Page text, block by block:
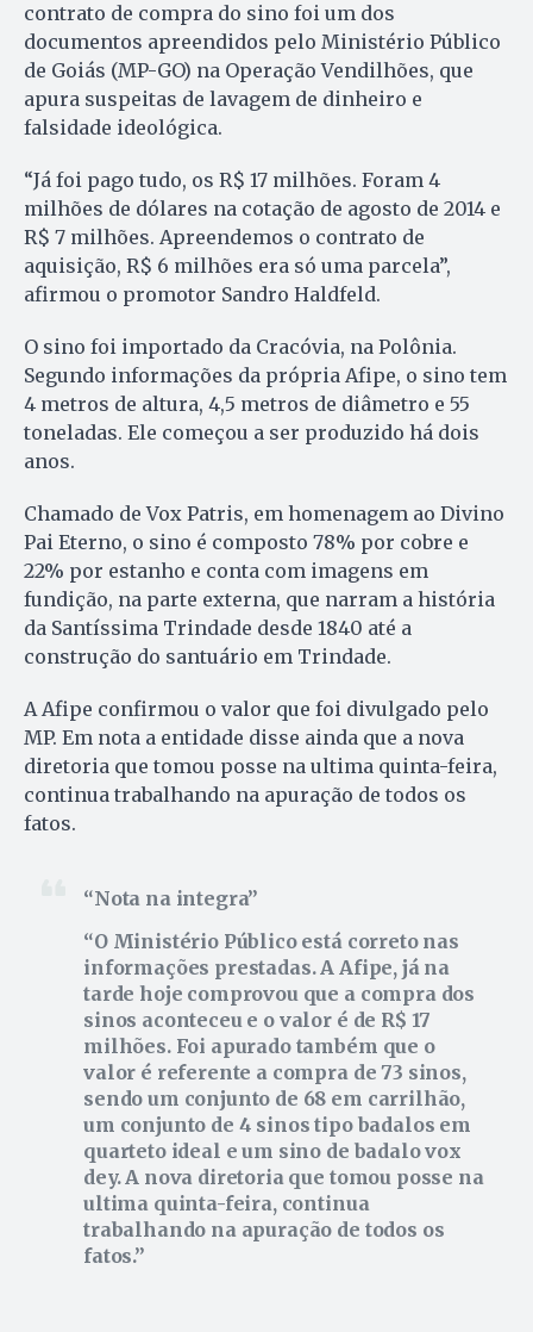
contrato de compra do sino foi um dos
documentos apreendidos pelo Ministério Público
de Goiás (MP-GO) na Operação Vendilhões, que
apura suspeitas de lavagem de dinheiro e
falsidade ideológica.
“Já foi pago tudo, os R$ 17 milhões. Foram 4
milhões de dólares na cotação de agosto de 2014 e
R$ 7 milhões. Apreendemos o contrato de
aquisição, R$ 6 milhões era só uma parcela”,
afirmou o promotor Sandro Haldfeld.
O sino foi importado da Cracóvia, na Polônia.
Segundo informações da própria Afipe, o sino tem
4 metros de altura, 4,5 metros de diâmetro e 55
toneladas. Ele começou a ser produzido há dois
anos.
Chamado de Vox Patris, em homenagem ao Divino
Pai Eterno, o sino é composto 78% por cobre e
22% por estanho e conta com imagens em
fundição, na parte externa, que narram a história
da Santíssima Trindade desde 1840 até a
construção do santuário em Trindade.
A Afipe confirmou o valor que foi divulgado pelo
MP. Em nota a entidade disse ainda que a nova
diretoria que tomou posse na ultima quinta-feira,
continua trabalhando na apuração de todos os
fatos.
Nota na integra
O Ministério Público está correto nas
informações prestadas. A Afipe, já na
tarde hoje comprovou que a compra dos
sinos aconteceu e o valor é de R$ 17
milhões. Foi apurado também que o
valor é referente a compra de 73 sinos,
sendo um conjunto de 68 em carrilhão,
um conjunto de 4 sinos tipo badalos em
quarteto ideal e um sino de badalo vox
dey. A nova diretoria que tomou posse na
ultima quinta-feira, continua
trabalhando na apuração de todos os
fatos.